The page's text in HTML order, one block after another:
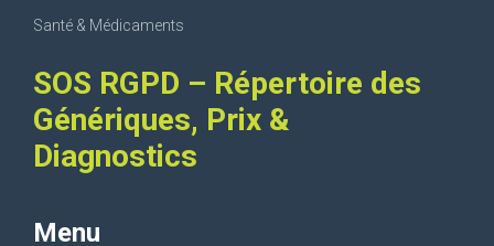
Santé & Médicaments
SOS RGPD – Répertoire des
Génériques, Prix &
Diagnostics
Menu